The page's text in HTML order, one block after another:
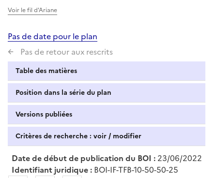
Voir le fil d'Ariane
Pas de date pour le plan
Pas de retour aux rescrits
Table des matières
Position dans la série du plan
Versions publiées
Critères de recherche : voir / modifier
Date de début de publication du BOI : 23/06/2022
Identifiant juridique : BOI-IF-TFB-10-50-50-25